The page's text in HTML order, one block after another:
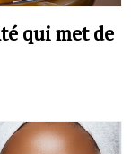
qui met de